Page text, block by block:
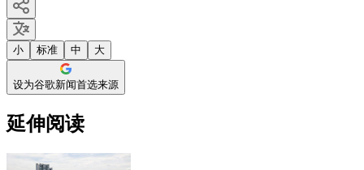
小 标准 中 大
设为谷歌新闻首选来源
延伸阅读